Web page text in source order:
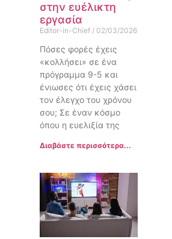
στην ευέλικτη
εργασία
Editor-in-Chief 02/03/2026
Πόσες φορές έχεις
«κολλήσει» σε ένα
πρόγραμμα 9-5 και
ένιωσες ότι έχεις χάσει
τον έλεγχο του χρόνου
σου; Σε έναν κόσμο
όπου η ευελιξία της
Διαβάστε περισσότερα...